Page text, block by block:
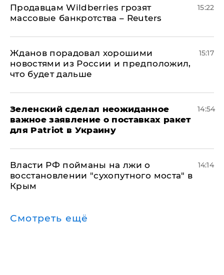
Продавцам Wildberries грозят
массовые банкротства – Reuters
15:22
Жданов порадовал хорошими
новостями из России и предположил,
что будет дальше
15:17
Зеленский сделал неожиданное
важное заявление о поставках ракет
для Patriot в Украину
14:54
Власти РФ пойманы на лжи о
восстановлении "сухопутного моста" в
Крым
14:14
Смотреть ещё